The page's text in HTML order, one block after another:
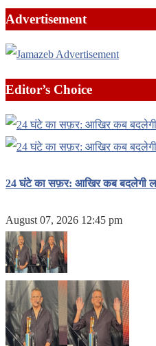
Advertisement
Editor’s Choice
24 घंटे का सफ़र: आखिर कब बदलेगी
August 07, 2026 12:45 pm